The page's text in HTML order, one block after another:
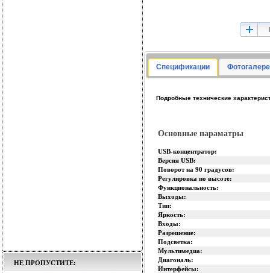
НЕ ПРОПУСТИТЕ:
Спецификации
Подробные технические
Основные параматры
USB-концентратор:
Версия USB:
Поворот на 90 градусов:
Регулировка по высоте:
Функциональность:
Выходы:
Тип:
Яркость:
Входы:
Разрешение:
Подсветка:
Мультимедиа:
Диагональ:
Интерфейсы: